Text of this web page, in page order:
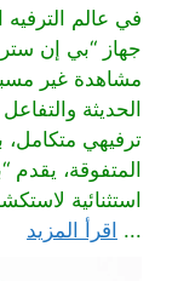
في عالم الترفيه
جهاز “بي إن
مشاهدة غير
الحديثة
ترفيهي متكامل،
المتفوقة،
استثنائية
... اقرأ المزيد